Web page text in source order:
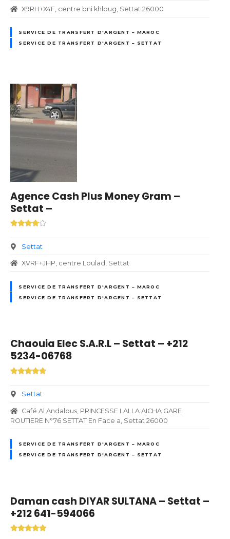
X9RH+X4F, centre bni khloug, Settat 26000
SERVICE DE TRANSFERT D'ARGENT – MAROC
SERVICE DE TRANSFERT D'ARGENT – SETTAT
Agence Cash Plus Money Gram –
Settat –
Settat
XVRF+JHP, centre Loulad, Settat
SERVICE DE TRANSFERT D'ARGENT – MAROC
SERVICE DE TRANSFERT D'ARGENT – SETTAT
Chaouia Elec S.A.R.L – Settat – +212
5234-06768
Settat
Café Al Andalous, PRINCESSE LALLA AICHA GARE
ROUTIERE N°76 SETTAT En Face a, Settat 26000
SERVICE DE TRANSFERT D'ARGENT – MAROC
SERVICE DE TRANSFERT D'ARGENT – SETTAT
Daman cash DIYAR SULTANA – Settat –
+212 641-594066